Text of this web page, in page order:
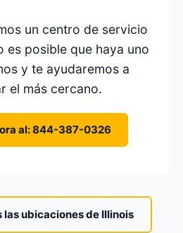
un centro de servicio
es posible que haya uno
y te ayudaremos a
el más cercano.
al: 844-387-0326
ubicaciones de Illinois